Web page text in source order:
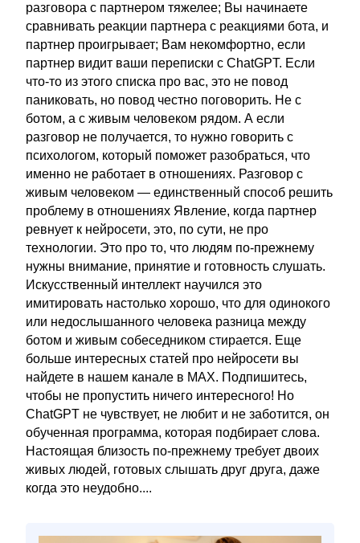
разговора с партнером тяжелее; Вы начинаете
сравнивать реакции партнера с реакциями бота, и
партнер проигрывает; Вам некомфортно, если
партнер видит ваши переписки с ChatGPT. Если
что-то из этого списка про вас, это не повод
паниковать, но повод честно поговорить. Не с
ботом, а с живым человеком рядом. А если
разговор не получается, то нужно говорить с
психологом, который поможет разобраться, что
именно не работает в отношениях. Разговор с
живым человеком — единственный способ решить
проблему в отношениях Явление, когда партнер
ревнует к нейросети, это, по сути, не про
технологии. Это про то, что людям по-прежнему
нужны внимание, принятие и готовность слушать.
Искусственный интеллект научился это
имитировать настолько хорошо, что для одинокого
или недослышанного человека разница между
ботом и живым собеседником стирается. Еще
больше интересных статей про нейросети вы
найдете в нашем канале в MAX. Подпишитесь,
чтобы не пропустить ничего интересного! Но
ChatGPT не чувствует, не любит и не заботится, он
обученная программа, которая подбирает слова.
Настоящая близость по-прежнему требует двоих
живых людей, готовых слышать друг друга, даже
когда это неудобно....